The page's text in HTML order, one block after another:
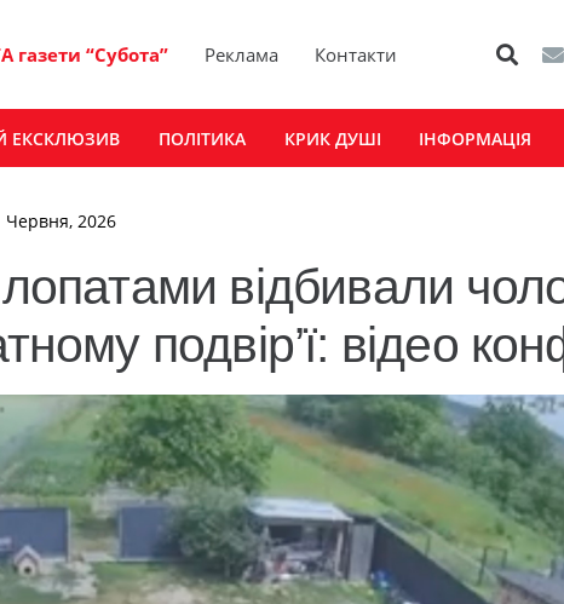
газети “Субота” Реклама Контакти
ЕКСКЛЮЗИВ ПОЛІТИКА КРИК ДУШІ ІНФОРМАЦІЯ
Червня, 2026
відбивали
подвір’ї: відео